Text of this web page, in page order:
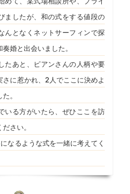
ましたが、和の式をする値段の
んとなくネットサーフィンで探
婚と出会いました。
たあと、ピアンさんの人柄や要
に惹かれ、2人でここに決めよ
。
いる方がいたら、ぜひここを訪
さい。
なるような式を一緒に考えてく